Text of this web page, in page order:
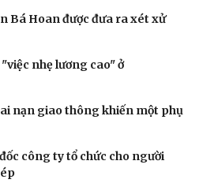
Bá Hoan được đưa ra xét xử
nhẹ lương cao" ở
nạn giao thông khiến một phụ
công ty tổ chức cho người